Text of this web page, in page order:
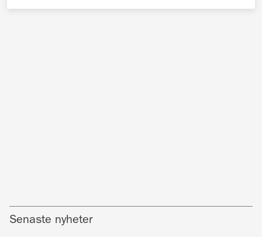
Senaste nyheter